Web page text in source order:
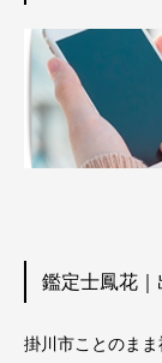
鑑定士鳳花
掛川市ことのま